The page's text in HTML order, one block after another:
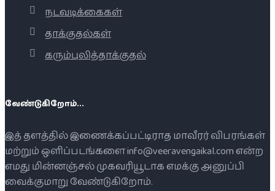
நடவடிக்கைகள்
தாக்குதல்கள்
கரும்புலித்தாக்குதல்
வேண்டுகிறோம்...
இத் தளத்தில் இணைக்கப்பட்டிராத மாவீரர் விபரங்கள்
மற்றும் ஒளிப்படங்களை info@veeravengaikal.com என்ற
எமது மின்னஞ்சல் முகவரியூடாக எமக்கு அனுப்பி
வைக்குமாறு வேண்டுகிறோம்.